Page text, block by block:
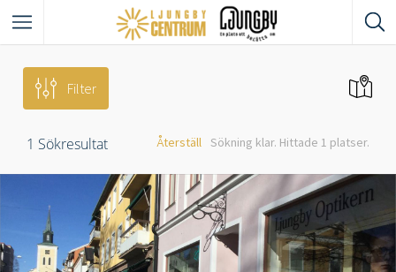
Filter
1 Sökresultat Sökning klar. Hittade 1 platser.
Återställ